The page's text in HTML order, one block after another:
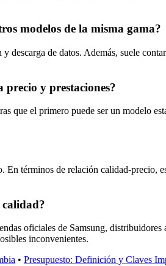
modelos de la misma gama?
de datos. Además, suele
precio y prestaciones?
el primero puede ser un modelo
términos de relación calidad-precio,
oficiales de Samsung,
inconvenientes.
• Presupuesto: Definición y Claves